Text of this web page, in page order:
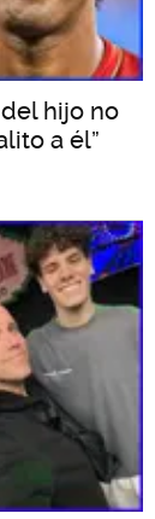
hijo no
a él”